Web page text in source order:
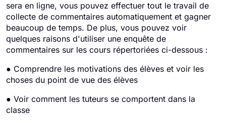
sera en ligne, vous pouvez effectuer tout le travail de
collecte de commentaires automatiquement et gagner
beaucoup de temps. De plus, vous pouvez voir
quelques raisons d'utiliser une enquête de
commentaires sur les cours répertoriées ci-dessous :
● Comprendre les motivations des élèves et voir les
choses du point de vue des élèves
● Voir comment les tuteurs se comportent dans la
classe